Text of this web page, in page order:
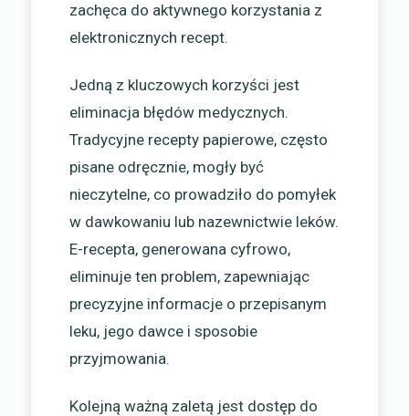
zachęca do aktywnego korzystania z
elektronicznych recept.
Jedną z kluczowych korzyści jest
eliminacja błędów medycznych.
Tradycyjne recepty papierowe, często
pisane odręcznie, mogły być
nieczytelne, co prowadziło do pomyłek
w dawkowaniu lub nazewnictwie leków.
E-recepta, generowana cyfrowo,
eliminuje ten problem, zapewniając
precyzyjne informacje o przepisanym
leku, jego dawce i sposobie
przyjmowania.
Kolejną ważną zaletą jest dostęp do